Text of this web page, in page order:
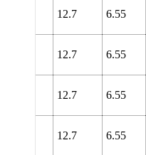
12.7 6.55
12.7 6.55
12.7 6.55
12.7 6.55